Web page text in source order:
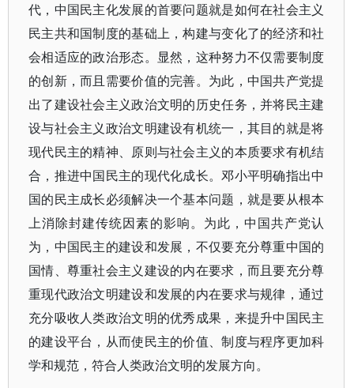
代，中国民主化发展的首要问题就是如何在社会主义
民主共和国制度的基础上，构建与变化了的经济和社
会相适应的政治形态。显然，这种努力不仅需要制度
的创新，而且需要价值的完善。为此，中国共产党提
出了建设社会主义政治文明的历史任务，并将民主建
设与社会主义政治文明建设有机统一，其目的就是将
现代民主的精神、原则与社会主义的本质要求有机结
合，推进中国民主的现代化成长。邓小平明确指出中
国的民主成长必须解决一个基本问题，就是要从根本
上消除封建传统因素的影响。为此，中国共产党认
为，中国民主的建设和发展，不仅要充分尊重中国的
国情、尊重社会主义建设的内在要求，而且要充分尊
重现代政治文明建设和发展的内在要求与规律，通过
充分吸收人类政治文明的优秀成果，来提升中国民主
的建设平台，从而使民主的价值、制度与程序更加科
学和规范，符合人类政治文明的发展方向。